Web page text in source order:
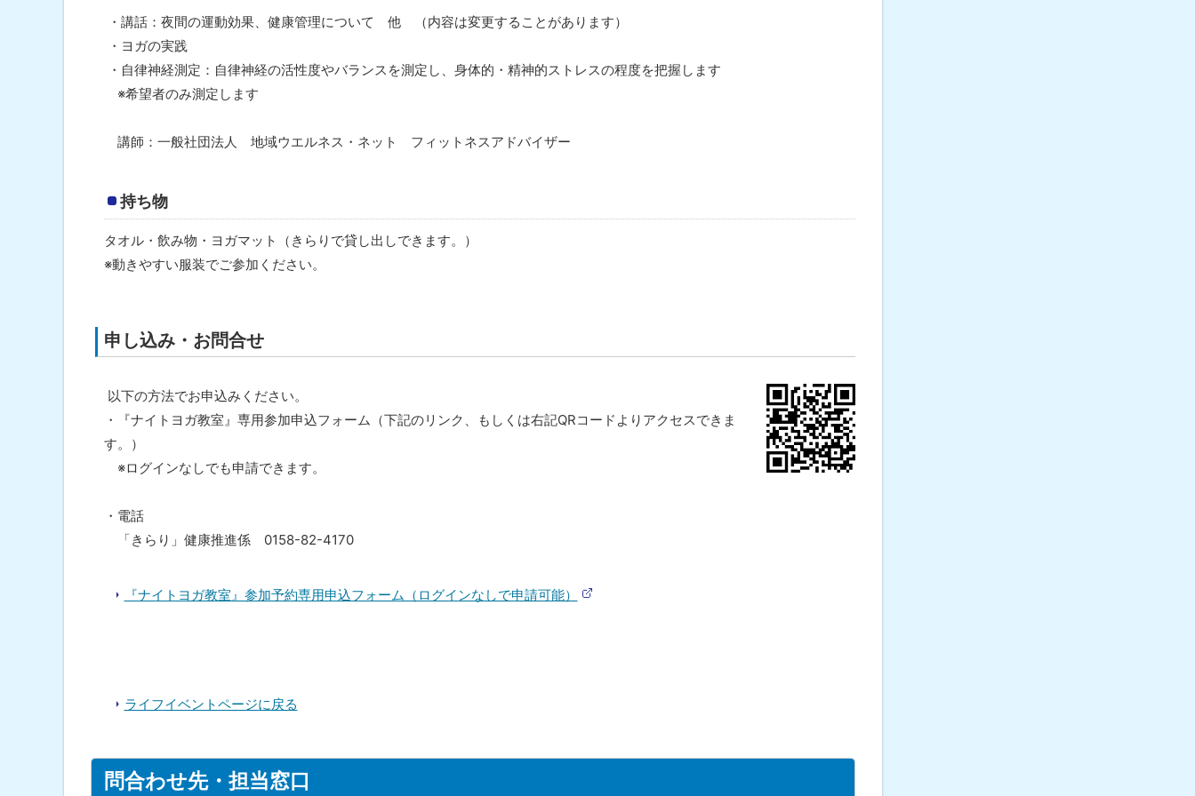
・講話：夜間の運動効果、健康管理について 他 （内容は変更することがあります）
・ヨガの実践
・自律神経測定：自律神経の活性度やバランスを測定し、身体的・精神的ストレスの程度を把握します
※希望者のみ測定します
講師：一般社団法人 地域ウエルネス・ネット フィットネスアドバイザー
持ち物
タオル・飲み物・ヨガマット（きらりで貸し出しできます。）
※動きやすい服装でご参加ください。
申し込み・お問合せ
以下の方法でお申込みください。
・『ナイトヨガ教室』専用参加申込フォーム（下記のリンク、もしくは右記QRコードよりアクセスできま
す。）
※ログインなしでも申請できます。
・電話
「きらり」健康推進係 0158-82-4170
『ナイトヨガ教室』参加予約専用申込フォーム（ログインなしで申請可能）
ライフイベントページに戻る
ト
ッ
問合わせ先・担当窓口